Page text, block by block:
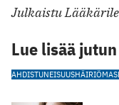
Julkaistu
Lue lisää
AHDISTUNEISUUSHÄIRIÖ